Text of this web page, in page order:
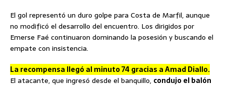
El gol representó un duro golpe para Costa de Marfil, aunque
no modificó el desarrollo del encuentro. Los dirigidos por
Emerse Faé continuaron dominando la posesión y buscando el
empate con insistencia.
La recompensa llegó al minuto 74 gracias a Amad Diallo.
El atacante, que ingresó desde el banquillo, condujo el balón